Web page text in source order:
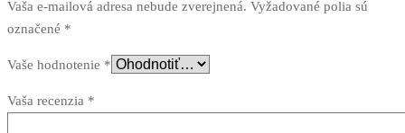
Vaša e-mailová adresa nebude zverejnená. Vyžadované polia sú
označené *
Vaše hodnotenie *
Vaša recenzia *